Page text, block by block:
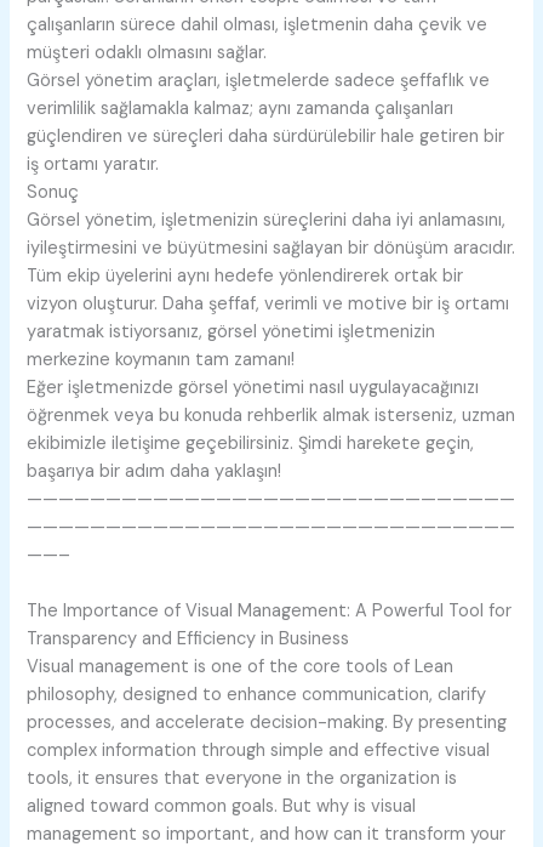
çalışanların sürece dahil olması, işletmenin daha çevik ve
müşteri odaklı olmasını sağlar.
Görsel yönetim araçları, işletmelerde sadece şeffaflık ve
verimlilik sağlamakla kalmaz; aynı zamanda çalışanları
güçlendiren ve süreçleri daha sürdürülebilir hale getiren bir
iş ortamı yaratır.
Sonuç
Görsel yönetim, işletmenizin süreçlerini daha iyi anlamasını,
iyileştirmesini ve büyütmesini sağlayan bir dönüşüm aracıdır.
Tüm ekip üyelerini aynı hedefe yönlendirerek ortak bir
vizyon oluşturur. Daha şeffaf, verimli ve motive bir iş ortamı
yaratmak istiyorsanız, görsel yönetimi işletmenizin
merkezine koymanın tam zamanı!
Eğer işletmenizde görsel yönetimi nasıl uygulayacağınızı
öğrenmek veya bu konuda rehberlik almak isterseniz, uzman
ekibimizle iletişime geçebilirsiniz. Şimdi harekete geçin,
başarıya bir adım daha yaklaşın!
———————————————————————————————
———————————————————————————————
——–
The Importance of Visual Management: A Powerful Tool for
Transparency and Efficiency in Business
Visual management is one of the core tools of Lean
philosophy, designed to enhance communication, clarify
processes, and accelerate decision-making. By presenting
complex information through simple and effective visual
tools, it ensures that everyone in the organization is
aligned toward common goals. But why is visual
management so important, and how can it transform your